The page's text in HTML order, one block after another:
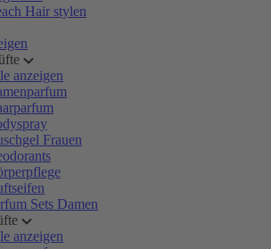
Hair stylen
anzeigen
Frauen
Sets Damen
anzeigen